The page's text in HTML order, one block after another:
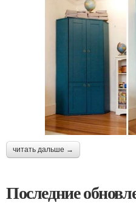
читать дальше →
Последние